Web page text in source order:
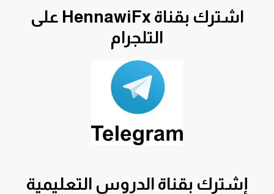
اشترك بقناة HennawiFx على
التلجرام
إشترك بقناة الدروس التعليمية